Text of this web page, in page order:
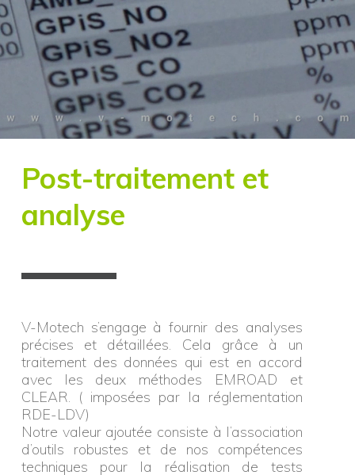
Post-traitement et
analyse
V-Motech s’engage à fournir des analyses
précises et détaillées. Cela grâce à un
traitement des données qui est en accord
avec les deux méthodes EMROAD et
CLEAR. ( imposées par la réglementation
RDE-LDV)
Notre valeur ajoutée consiste à l’association
d’outils robustes et de nos compétences
techniques pour la réalisation de tests